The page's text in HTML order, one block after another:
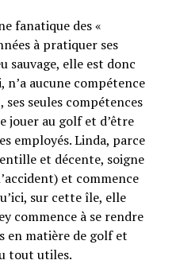
fanatique des «
à pratiquer ses
sauvage, elle est donc
n’a aucune compétence
seules compétences
jouer au golf et d’être
employés. Linda, parce
et décente, soigne
et commence
sur cette île, elle
commence à se rendre
en matière de golf et
tout utiles.